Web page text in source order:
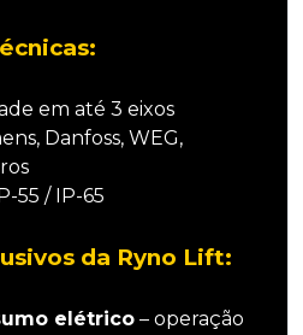
em até 3 eixos
Danfoss, WEG,
55 / IP-65
da Ryno Lift:
elétrico – operação